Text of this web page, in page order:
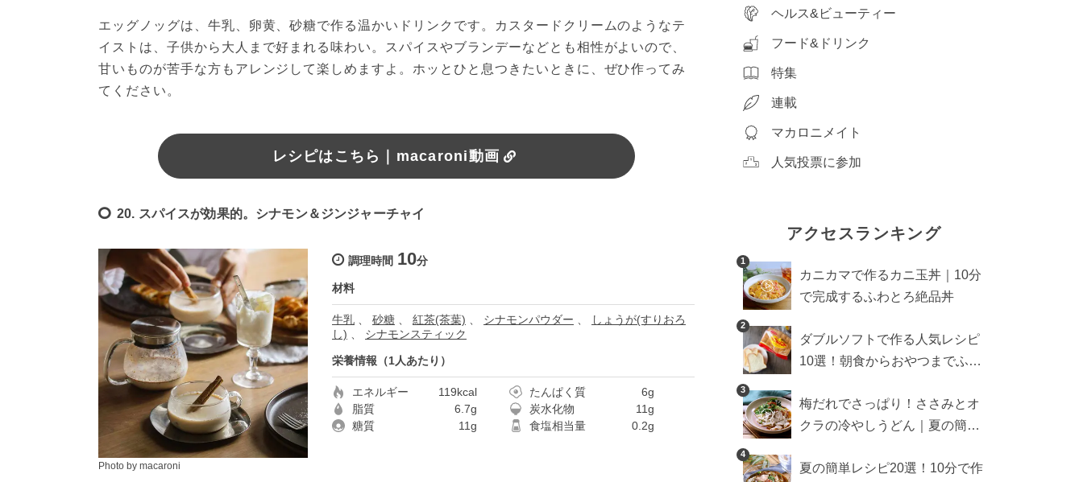
エッグノッグは、牛乳、卵黄、砂糖で作る温かいドリンクです。カスタードクリームのようなテ
イストは、子供から大人まで好まれる味わい。スパイスやブランデーなどとも相性がよいので、
甘いものが苦手な方もアレンジして楽しめますよ。ホッとひと息つきたいときに、ぜひ作ってみ
てください。
レシピはこちら｜macaroni動画
20. スパイスが効果的。シナモン＆ジンジャーチャイ
Photo by macaroni
調理時間 10分
材料
牛乳 砂糖 紅茶(茶葉) シナモンパウダー
しょうが(すりおろ
し)
シナモンスティック
栄養情報（1人あたり）
エネルギー 119kcal たんぱく質
6g
脂質
6.7g 炭水化物
11g
糖質
11g 食塩相当量 0.2g
ヘルス&ビューティー
フード&ドリンク
特集
連載
マカロニメイト
人気投票に参加
アクセスランキング
1
カニカマで作るカニ玉丼｜10分
で完成するふわとろ絶品丼
2
ダブルソフトで作る人気レシピ
10選！朝食からおやつまでふん
3
梅だれでさっぱり！ささみとオ
クラの冷やしうどん｜夏の簡単
4
夏の簡単レシピ20選！10分で作